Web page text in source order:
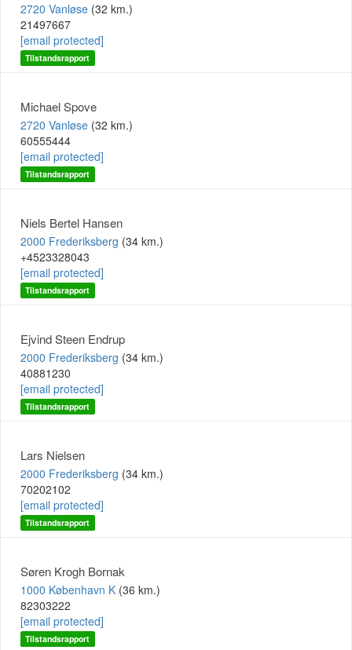
2720 Vanløse (32 km.)
21497667
[email protected]
Tilstandsrapport
Michael Spove
2720 Vanløse (32 km.)
60555444
[email protected]
Tilstandsrapport
Niels Bertel Hansen
2000 Frederiksberg (34 km.)
+4523328043
[email protected]
Tilstandsrapport
Ejvind Steen Endrup
2000 Frederiksberg (34 km.)
40881230
[email protected]
Tilstandsrapport
Lars Nielsen
2000 Frederiksberg (34 km.)
70202102
[email protected]
Tilstandsrapport
Søren Krogh Bornak
1000 København K (36 km.)
82303222
[email protected]
Tilstandsrapport